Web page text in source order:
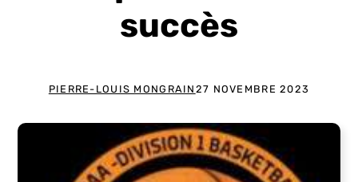
succès
PIERRE-LOUIS MONGRAIN 27 NOVEMBRE 2023